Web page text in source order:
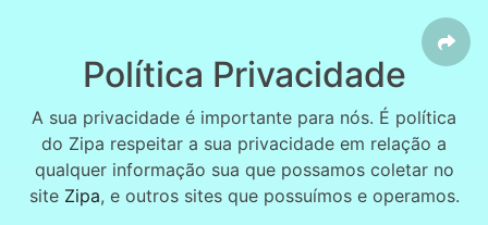
Política Privacidade
A sua privacidade é importante para nós. É política
do Zipa respeitar a sua privacidade em relação a
qualquer informação sua que possamos coletar no
site Zipa, e outros sites que possuímos e operamos.